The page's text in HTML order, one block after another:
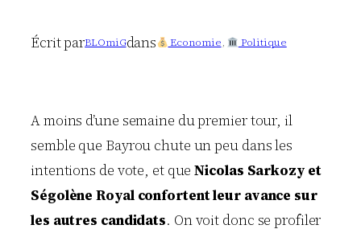
Écrit parBLOmiGdans Economie, Politique
A moins d’une semaine du premier tour, il
semble que Bayrou chute un peu dans les
intentions de vote, et queNicolas Sarkozy et
Ségolène Royal confortent leur avance sur
les autres candidats. On voit donc se profiler